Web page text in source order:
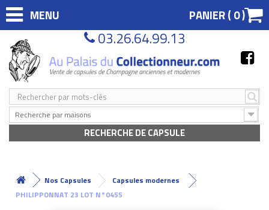
MENU PANIER (0)
03.26.64.99.13
Recherche par maisons
RECHERCHE DE CAPSULE
Nos Capsules
Capsules modernes
PHILIPPONNAT 23 LOT N°0455